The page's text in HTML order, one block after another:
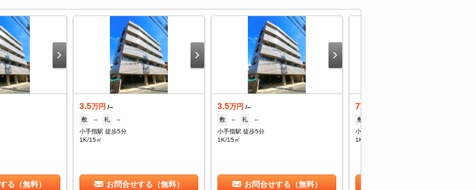
る（無料）
3.5万円 /--
敷
-- 礼
--
小手指駅 徒歩5分
1K/15㎡
お問合せする（無料）
3.5万円 /--
敷
-- 礼
--
小手指駅 徒歩5分
1K/15㎡
お問合せする（無料）
7
敷
小手指駅 徒歩7分
1K/25.12㎡